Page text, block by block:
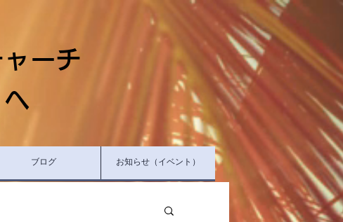
ーチ
ブログ お知らせ（イベント）